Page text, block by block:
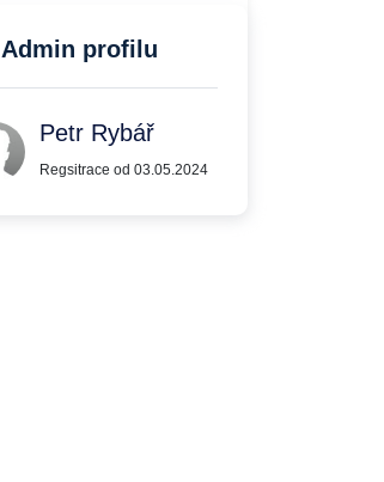
Admin profilu
Petr Rybář
Regsitrace od 03.05.2024